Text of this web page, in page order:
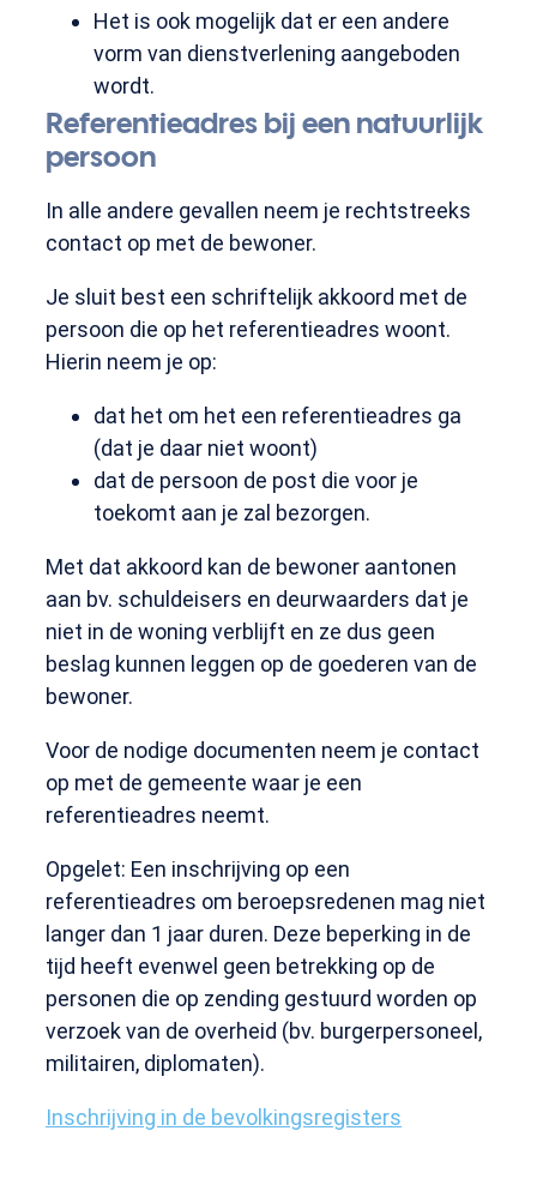
Het is ook mogelijk dat er een andere
vorm van dienstverlening aangeboden
wordt.
Referentieadres bij een natuurlijk
persoon
In alle andere gevallen neem je rechtstreeks
contact op met de bewoner.
Je sluit best een schriftelijk akkoord met de
persoon die op het referentieadres woont.
Hierin neem je op:
dat het om het een referentieadres ga
(dat je daar niet woont)
dat de persoon de post die voor je
toekomt aan je zal bezorgen.
Met dat akkoord kan de bewoner aantonen
aan bv. schuldeisers en deurwaarders dat je
niet in de woning verblijft en ze dus geen
beslag kunnen leggen op de goederen van de
bewoner.
Voor de nodige documenten neem je contact
op met de gemeente waar je een
referentieadres neemt.
Opgelet: Een inschrijving op een
referentieadres om beroepsredenen mag niet
langer dan 1 jaar duren. Deze beperking in de
tijd heeft evenwel geen betrekking op de
personen die op zending gestuurd worden op
verzoek van de overheid (bv. burgerpersoneel,
militairen, diplomaten).
Inschrijving in de bevolkingsregisters